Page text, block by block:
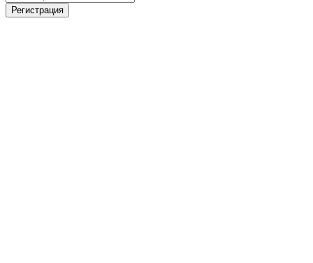
Регистрация